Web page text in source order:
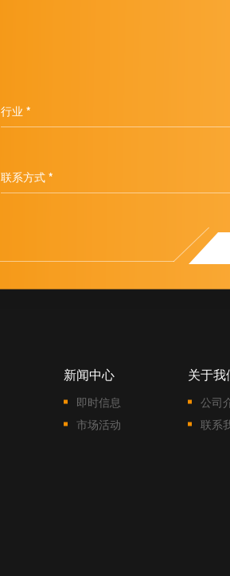
行业 *
联系方式 *
新闻中心
即时信息
市场活动
关于我
公司
联系